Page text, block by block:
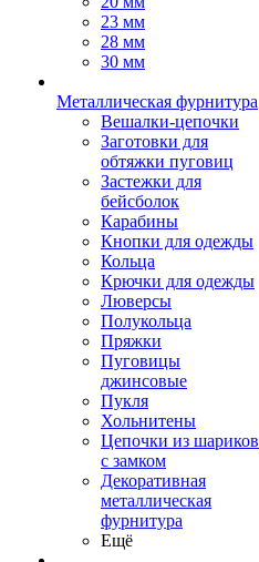
23 мм
28 мм
30 мм
Металлическая фурнитура
Вешалки-цепочки
Заготовки для
обтяжки пуговиц
Застежки для
бейсболок
Карабины
Кнопки для одежды
Кольца
Крючки для одежды
Люверсы
Полукольца
Пряжки
Пуговицы
джинсовые
Пукля
Хольнитены
Цепочки из шариков
с замком
Декоративная
металлическая
фурнитура
Ещё